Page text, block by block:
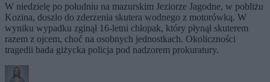
W niedzielę po południu na mazurskim Jeziorze Jagodne, w pobliżu
Kozina, doszło do zderzenia skutera wodnego z motorówką. W
wyniku wypadku zginął 16-letni chłopak, który płynął skuterem
razem z ojcem, choć na osobnych jednostkach. Okoliczności
tragedii bada giżycka policja pod nadzorem prokuratury.